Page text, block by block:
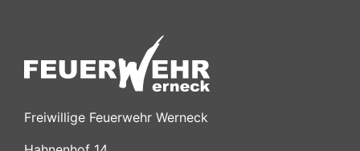
Freiwillige Feuerwehr Werneck